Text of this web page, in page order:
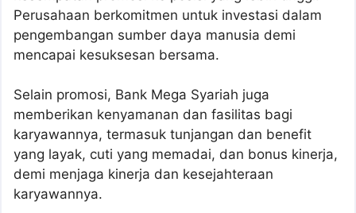
Perusahaan berkomitmen untuk investasi dalam
pengembangan sumber daya manusia demi
mencapai kesuksesan bersama.
Selain promosi, Bank Mega Syariah juga
memberikan kenyamanan dan fasilitas bagi
karyawannya, termasuk tunjangan dan benefit
yang layak, cuti yang memadai, dan bonus kinerja,
demi menjaga kinerja dan kesejahteraan
karyawannya.